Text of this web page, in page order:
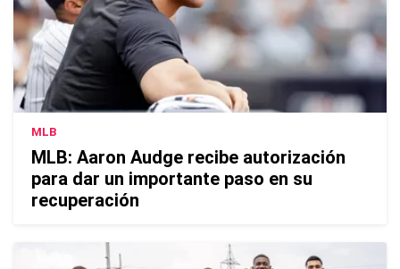
MLB
MLB: Aaron Audge recibe autorización
para dar un importante paso en su
recuperación